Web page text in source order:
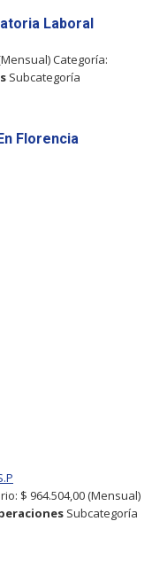
Laboral
Categoría:
Subcategoría
Florencia
$ 964.504,00 (Mensual)
Subcategoría